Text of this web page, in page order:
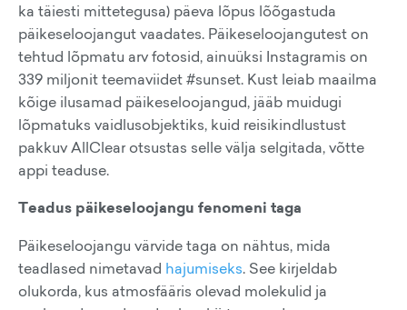
ka täiesti mittetegusa) päeva lõpus lõõgastuda
päikeseloojangut vaadates. Päikeseloojangutest on
tehtud lõpmatu arv fotosid, ainuüksi Instagramis on
339 miljonit teemaviidet #sunset. Kust leiab maailma
kõige ilusamad päikeseloojangud, jääb muidugi
lõpmatuks vaidlusobjektiks, kuid reisikindlustust
pakkuv AllClear otsustas selle välja selgitada, võtte
appi teaduse.
Teadus päikeseloojangu fenomeni taga
Päikeseloojangu värvide taga on nähtus, mida
teadlased nimetavad hajumiseks. See kirjeldab
olukorda, kus atmosfääris olevad molekulid ja